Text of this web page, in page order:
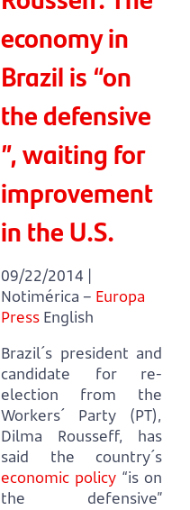
economy in
Brazil is “on
the defensive
”, waiting for
improvement
in the U.S.
09/22/2014 |
Notimérica – Europa
Press English
Brazil´s president and
candidate for re-
election from the
Workers´ Party (PT),
Dilma Rousseff,
has
said the country´s
economic policy “is on
the defensive”